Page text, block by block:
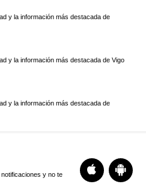
y la información más destacada de
y la información más destacada de Vigo
y la información más destacada de
y no te